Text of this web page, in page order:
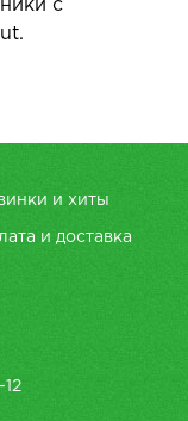
с
и хиты
и доставка